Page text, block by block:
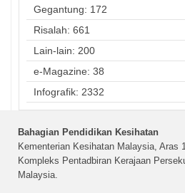
Gegantung: 172
Risalah: 661
Lain-lain: 200
e-Magazine: 38
Infografik: 2332
Bahagian Pendidikan Kesihatan
Kementerian Kesihatan Malaysia, Aras
Kompleks Pentadbiran Kerajaan
Malaysia.